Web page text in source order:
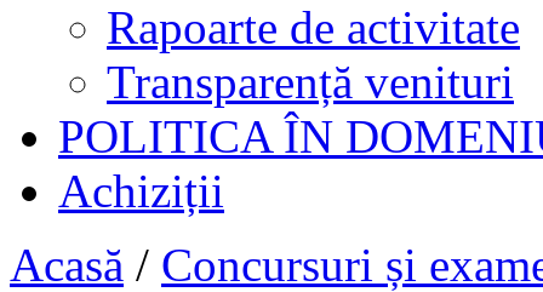
Rapoarte de activitate
Transparență venituri
POLITICA ÎN
Achiziții
Acasă / Concursuri și